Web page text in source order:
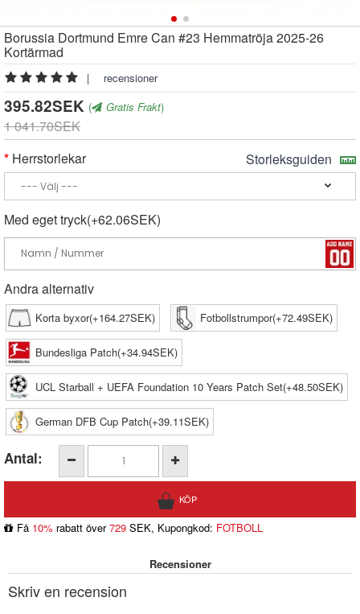
Borussia Dortmund Emre Can #23 Hemmatröja 2025-26
Kortärmad
| recensioner
395.82SEK ( Gratis Frakt)
1 041.70SEK
Herrstorlekar
Storleksguiden
Med eget tryck(+62.06SEK)
Andra alternativ
Korta byxor(+164.27SEK) Fotbollstrumpor(+72.49SEK)
Bundesliga Patch(+34.94SEK)
UCL Starball + UEFA Foundation 10 Years Patch Set(+48.50SEK)
German DFB Cup Patch(+39.11SEK)
Antal:
Få 10% rabatt över729 SEK, Kupongkod: FOTBOLL
Recensioner
Skriv en recension